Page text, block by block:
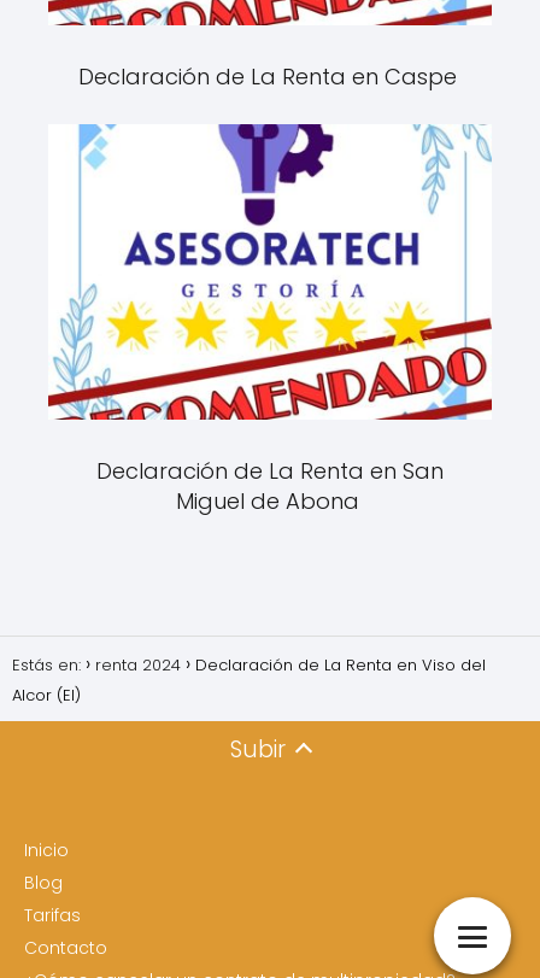
Declaración de La Renta en Caspe
Declaración de La Renta en San
Miguel de Abona
Estás en: renta 2024
Declaración de La Renta en Viso del
Alcor (El)
Subir
Inicio
Blog
Tarifas
Contacto